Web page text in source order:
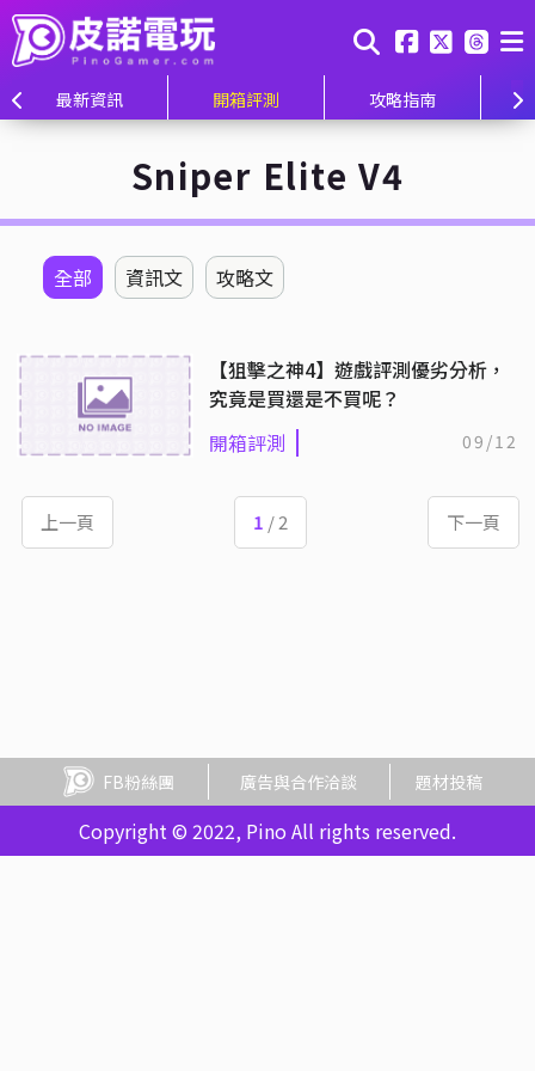
最新資訊 開箱評測 攻略指南
Sniper Elite V4
全部 資訊文 攻略文
【狙擊之神4】遊戲評測優劣分析，
究竟是買還是不買呢？
開箱評測 09/12
上一頁 1 / 2 下一頁
FB粉絲團 廣告與合作洽談 題材投稿
Copyright © 2022, Pino All rights reserved.